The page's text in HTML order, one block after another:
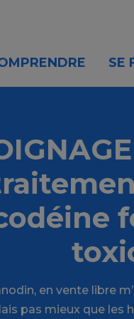
SE
en vente libre
pas mieux que les